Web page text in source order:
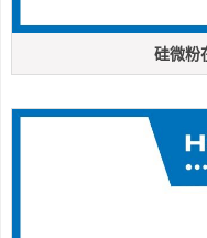
硅微粉